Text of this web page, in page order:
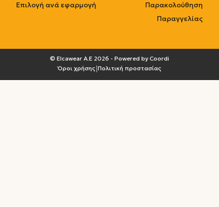
Επιλογή ανά εφαρμογή
Παρακολούθηση
Παραγγελίας
Όροι χρήσης|Πολιτική προστασίας
© Elcawear A.E 2026 - Powered by Coordi